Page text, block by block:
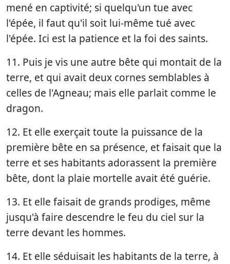
mené en captivité; si quelqu'un tue avec
l'épée, il faut qu'il soit lui-même tué avec
l'épée. Ici est la patience et la foi des saints.
11. Puis je vis une autre bête qui montait de la
terre, et qui avait deux cornes semblables à
celles de l'Agneau; mais elle parlait comme le
dragon.
12. Et elle exerçait toute la puissance de la
première bête en sa présence, et faisait que la
terre et ses habitants adorassent la première
bête, dont la plaie mortelle avait été guérie.
13. Et elle faisait de grands prodiges, même
jusqu'à faire descendre le feu du ciel sur la
terre devant les hommes.
14. Et elle séduisait les habitants de la terre, à